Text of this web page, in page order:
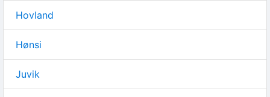
Hovland
Hønsi
Juvik